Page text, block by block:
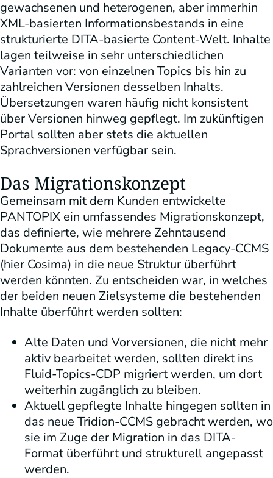
gewachsenen und heterogenen, aber immerhin
XML-basierten Informationsbestands in eine
strukturierte DITA-basierte Content-Welt. Inhalte
lagen teilweise in sehr unterschiedlichen
Varianten vor: von einzelnen Topics bis hin zu
zahlreichen Versionen desselben Inhalts.
Übersetzungen waren häufig nicht konsistent
über Versionen hinweg gepflegt. Im zukünftigen
Portal sollten aber stets die aktuellen
Sprachversionen verfügbar sein.
Das Migrationskonzept
Gemeinsam mit dem Kunden entwickelte
PANTOPIX ein umfassendes Migrationskonzept,
das definierte, wie mehrere Zehntausend
Dokumente aus dem bestehenden Legacy-CCMS
(hier Cosima) in die neue Struktur überführt
werden könnten. Zu entscheiden war, in welches
der beiden neuen Zielsysteme die bestehenden
Inhalte überführt werden sollten:
Alte Daten und Vorversionen, die nicht mehr
aktiv bearbeitet werden, sollten direkt ins
Fluid-Topics-CDP migriert werden, um dort
weiterhin zugänglich zu bleiben.
Aktuell gepflegte Inhalte hingegen sollten in
das neue Tridion-CCMS gebracht werden, wo
sie im Zuge der Migration in das DITA-
Format überführt und strukturell angepasst
werden.